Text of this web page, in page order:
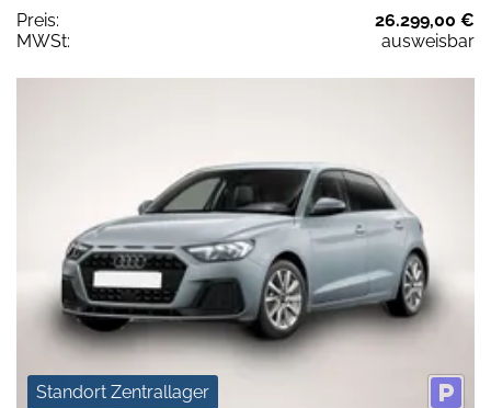
Preis:
26.299,00 €
MWSt:
ausweisbar
Standort Zentrallager